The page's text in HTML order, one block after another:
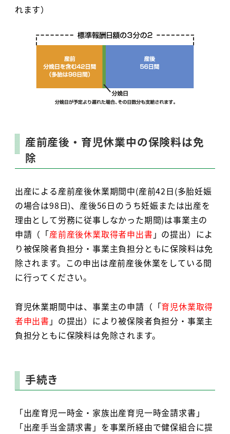
れます）
産前産後・育児休業中の保険料は免
除
出産による産前産後休業期間中(産前42日(多胎妊娠
の場合は98日)、産後56日のうち妊娠または出産を
理由として労務に従事しなかった期間)は事業主の
申請（「産前産後休業取得者申出書 」の提出）によ
り被保険者負担分・事業主負担分ともに保険料は免
除されます。この申出は産前産後休業をしている間
に行ってください。
育児休業期間中は、事業主の申請（「育児休業取得
者申出書 」の提出）により被保険者負担分・事業主
負担分ともに保険料は免除されます。
手続き
「出産育児一時金・家族出産育児一時金請求書」
「出産手当金請求書」を事業所経由で健保組合に提